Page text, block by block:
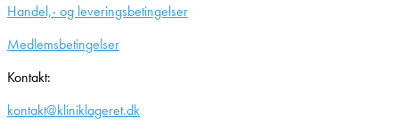
Handel,- og leveringsbetingelser
Medlemsbetingelser
Kontakt:
kontakt@kliniklageret.dk